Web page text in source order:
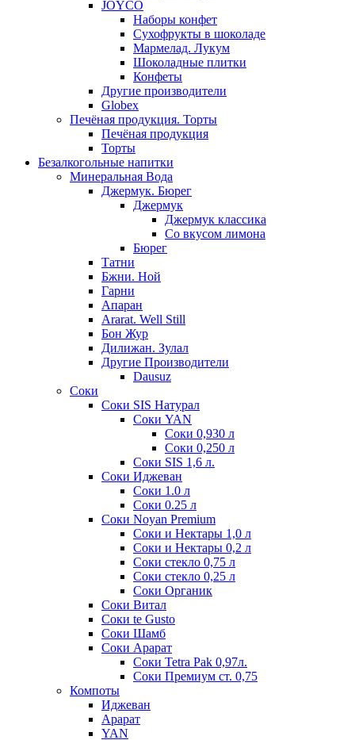
JOYCO
Наборы конфет
Сухофрукты в шоколаде
Мармелад. Лукум
Шоколадные плитки
Конфеты
Другие производители
Globex
Печёная продукция. Торты
Печёная продукция
Торты
Безалкогольные напитки
Минеральная Вода
Джермук. Бюрег
Джермук
Джермук классика
Со вкусом лимона
Бюрег
Татни
Бжни. Ной
Гарни
Апаран
Ararat. Well Still
Бон Жур
Дилижан. Зулал
Другие Производители
Dausuz
Соки
Соки SIS Натурал
Соки YAN
Соки 0,930 л
Соки 0,250 л
Соки SIS 1,6 л.
Соки Иджеван
Соки 1.0 л
Соки 0.25 л
Соки Noyan Premium
Соки и Нектары 1,0 л
Соки и Нектары 0,2 л
Соки стекло 0,75 л
Соки стекло 0,25 л
Соки Органик
Соки Витал
Соки te Gusto
Соки Шамб
Соки Арарат
Соки Tetra Pak 0,97л.
Соки Премиум ст. 0,75
Компоты
Иджеван
Арарат
YAN